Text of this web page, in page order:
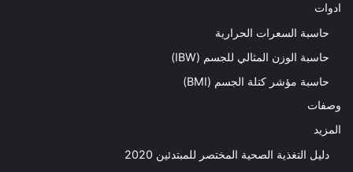
ادوات
حاسبة السعرات الحرارية
حاسبة الوزن المثالي للجسم (IBW)
حاسبة مؤشر كتلة الجسم (BMI)
وصفات
المزيد
دليل التغذية الصحية المختصر للمبتدئين 2020​